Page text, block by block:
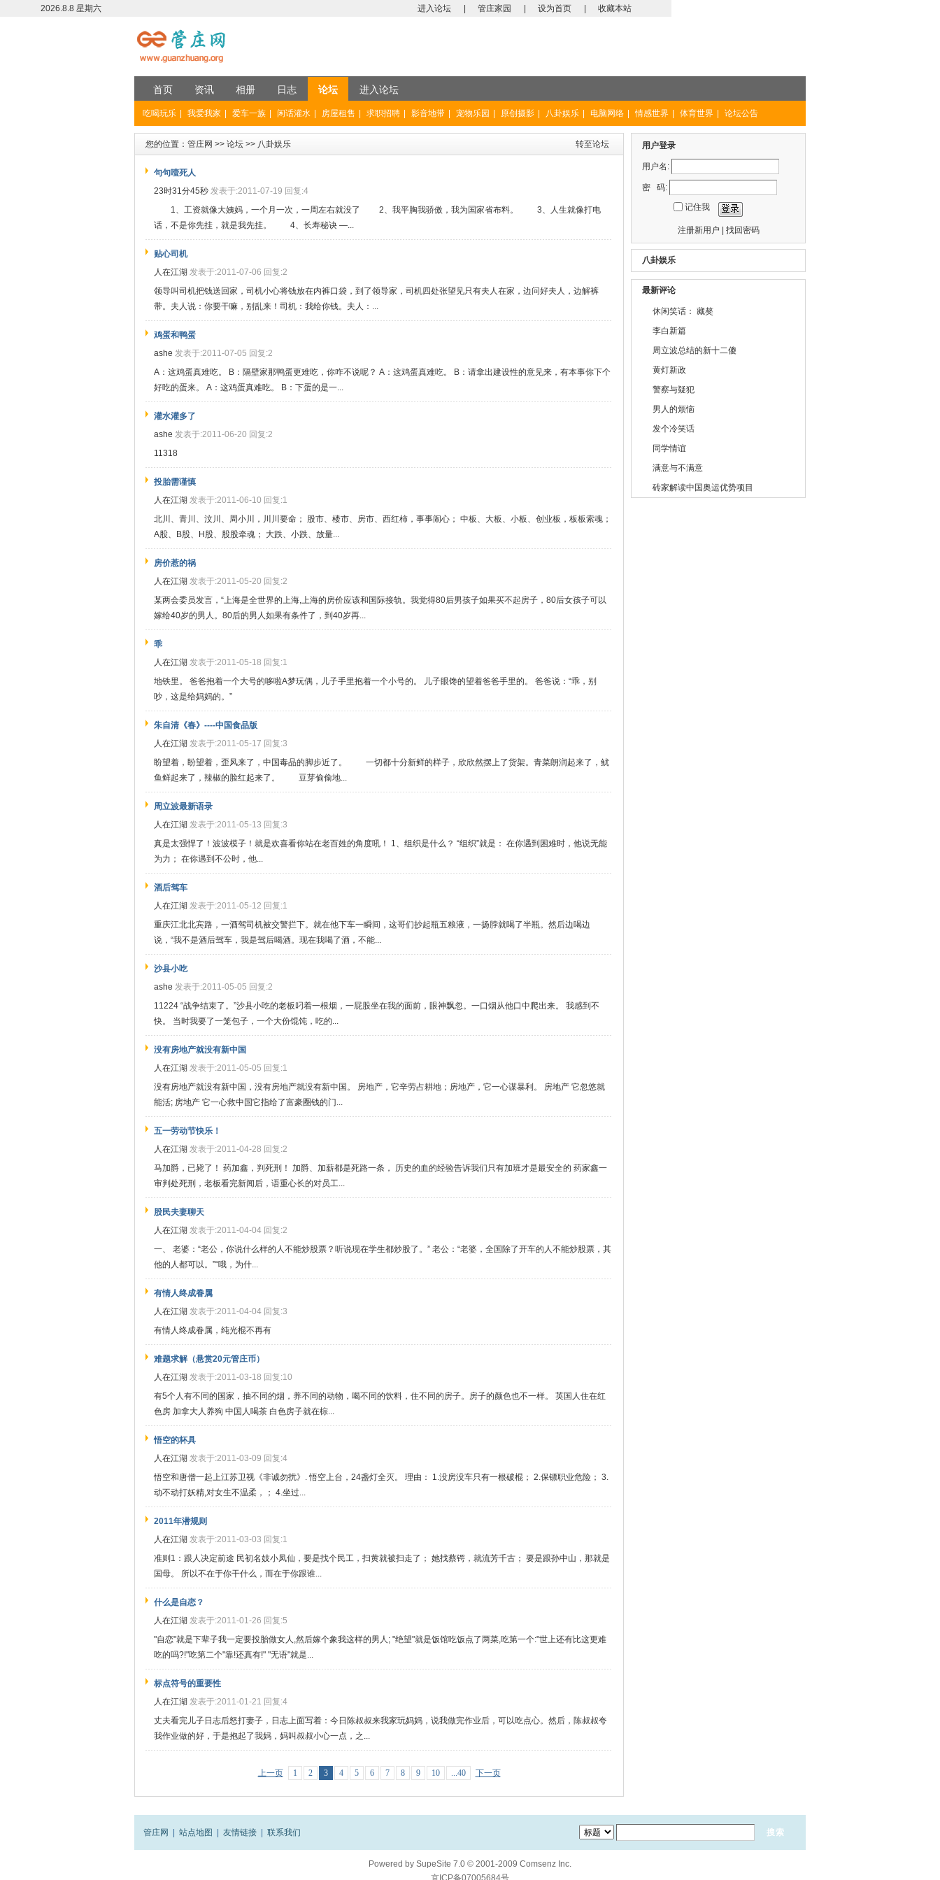
2026.8.8 星期六 进入论坛 管庄家园 设为首页 收藏本站
首页 资讯 相册 日志 论坛 进入论坛
吃喝玩乐 我爱我家 爱车一族 闲话灌水 房屋租售 求职招聘 影音地带 宠物乐园 原创摄影 八卦娱乐 电脑网络 情感世界 体育世界 论坛公告
转至论坛
您的位置： 管庄网 >> 论坛 >> 八卦娱乐
句句噎死人
23时31分45秒 发表于:2011-07-19 回复:4
1、工资就像大姨妈，一个月一次，一周左右就没了 2、我平胸我骄傲，我为国家省布料。 3、人生就像打电
话，不是你先挂，就是我先挂。 4、长寿秘诀 —...
贴心司机
人在江湖 发表于:2011-07-06 回复:2
领导叫司机把钱送回家，司机小心将钱放在内裤口袋，到了领导家，司机四处张望见只有夫人在家，边问好夫人，边解裤
带。夫人说：你要干嘛，别乱来！司机：我给你钱。夫人：...
鸡蛋和鸭蛋
ashe 发表于:2011-07-05 回复:2
A：这鸡蛋真难吃。 B：隔壁家那鸭蛋更难吃，你咋不说呢？ A：这鸡蛋真难吃。 B：请拿出建设性的意见来，有本事你下个
好吃的蛋来。 A：这鸡蛋真难吃。 B：下蛋的是一...
灌水灌多了
ashe 发表于:2011-06-20 回复:2
11318
投胎需谨慎
人在江湖 发表于:2011-06-10 回复:1
北川、青川、汶川、周小川，川川要命； 股市、楼市、房市、西红柿，事事闹心； 中板、大板、小板、创业板，板板索魂；
A股、B股、H股、股股牵魂； 大跌、小跌、放量...
房价惹的祸
人在江湖 发表于:2011-05-20 回复:2
某两会委员发言，“上海是全世界的上海,上海的房价应该和国际接轨。我觉得80后男孩子如果买不起房子，80后女孩子可以
嫁给40岁的男人。80后的男人如果有条件了，到40岁再...
乖
人在江湖 发表于:2011-05-18 回复:1
地铁里。 爸爸抱着一个大号的哆啦A梦玩偶，儿子手里抱着一个小号的。 儿子眼馋的望着爸爸手里的。 爸爸说：“乖，别
吵，这是给妈妈的。”
朱自清《春》----中国食品版
人在江湖 发表于:2011-05-17 回复:3
盼望着，盼望着，歪风来了，中国毒品的脚步近了。 一切都十分新鲜的样子，欣欣然摆上了货架。青菜朗润起来了，鱿
鱼鲜起来了，辣椒的脸红起来了。 豆芽偷偷地...
周立波最新语录
人在江湖 发表于:2011-05-13 回复:3
真是太强悍了！波波模子！就是欢喜看你站在老百姓的角度吼！ 1、组织是什么？ “组织”就是： 在你遇到困难时，他说无能
为力； 在你遇到不公时，他...
酒后驾车
人在江湖 发表于:2011-05-12 回复:1
重庆江北北宾路，一酒驾司机被交警拦下。就在他下车一瞬间，这哥们抄起瓶五粮液，一扬脖就喝了半瓶。然后边喝边
说，“我不是酒后驾车，我是驾后喝酒。现在我喝了酒，不能...
沙县小吃
ashe 发表于:2011-05-05 回复:2
11224 “战争结束了。”沙县小吃的老板叼着一根烟，一屁股坐在我的面前，眼神飘忽。一口烟从他口中爬出来。 我感到不
快。 当时我要了一笼包子，一个大份馄饨，吃的...
没有房地产就没有新中国
人在江湖 发表于:2011-05-05 回复:1
没有房地产就没有新中国，没有房地产就没有新中国。 房地产，它辛劳占耕地；房地产，它一心谋暴利。 房地产 它忽悠就
能活; 房地产 它一心救中国它指给了富豪圈钱的门...
五一劳动节快乐！
人在江湖 发表于:2011-04-28 回复:2
马加爵，已毙了！ 药加鑫，判死刑！ 加爵、加薪都是死路一条， 历史的血的经验告诉我们只有加班才是最安全的 药家鑫一
审判处死刑，老板看完新闻后，语重心长的对员工...
股民夫妻聊天
人在江湖 发表于:2011-04-04 回复:2
一、 老婆：“老公，你说什么样的人不能炒股票？听说现在学生都炒股了。” 老公：“老婆，全国除了开车的人不能炒股票，其
他的人都可以。”“哦，为什...
有情人终成眷属
人在江湖 发表于:2011-04-04 回复:3
有情人终成眷属，纯光棍不再有
难题求解（悬赏20元管庄币）
人在江湖 发表于:2011-03-18 回复:10
有5个人有不同的国家，抽不同的烟，养不同的动物，喝不同的饮料，住不同的房子。房子的颜色也不一样。 英国人住在红
色房 加拿大人养狗 中国人喝茶 白色房子就在棕...
悟空的杯具
人在江湖 发表于:2011-03-09 回复:4
悟空和唐僧一起上江苏卫视《非诚勿扰》. 悟空上台，24盏灯全灭。 理由： 1.没房没车只有一根破棍； 2.保镖职业危险； 3.
动不动打妖精,对女生不温柔，； 4.坐过...
2011年潜规则
人在江湖 发表于:2011-03-03 回复:1
准则1：跟人决定前途 民初名妓小凤仙，要是找个民工，扫黄就被扫走了； 她找蔡锷，就流芳千古； 要是跟孙中山，那就是
国母。 所以不在于你干什么，而在于你跟谁...
什么是自恋？
人在江湖 发表于:2011-01-26 回复:5
"自恋"就是下辈子我一定要投胎做女人,然后嫁个象我这样的男人; "绝望"就是饭馆吃饭点了两菜,吃第一个:"世上还有比这更难
吃的吗?!"吃第二个"靠!还真有!" "无语"就是...
标点符号的重要性
人在江湖 发表于:2011-01-21 回复:4
丈夫看完儿子日志后怒打妻子，日志上面写着：今日陈叔叔来我家玩妈妈，说我做完作业后，可以吃点心。然后，陈叔叔夸
我作业做的好，于是抱起了我妈，妈叫叔叔小心一点，之...
上一页 1 2 3 4 5 6 7 8 9 10 ...40 下一页
用户登录
用户名:
密 码:
记住我
注册新用户 找回密码
八卦娱乐
最新评论
休闲笑话： 藏獒
李白新篇
周立波总结的新十二傻
黄灯新政
警察与疑犯
男人的烦恼
发个冷笑话
同学情谊
满意与不满意
砖家解读中国奥运优势项目
管庄网 站点地图 友情链接 联系我们
Powered by SupeSite 7.0 © 2001-2009 Comsenz Inc.
京ICP备07005684号